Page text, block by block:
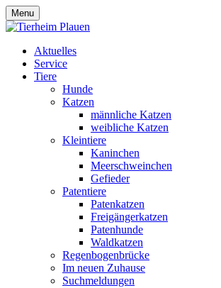
Menu
Aktuelles
Service
Tiere
Hunde
Katzen
männliche Katzen
weibliche Katzen
Kleintiere
Kaninchen
Meerschweinchen
Gefieder
Patentiere
Patenkatzen
Freigängerkatzen
Patenhunde
Waldkatzen
Regenbogenbrücke
Im neuen Zuhause
Suchmeldungen